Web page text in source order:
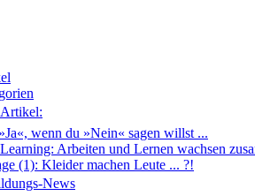
Artikel:
wenn du »Nein« sagen willst ...
Arbeiten und Lernen wachsen
(1): Kleider machen Leute ... ?!
News